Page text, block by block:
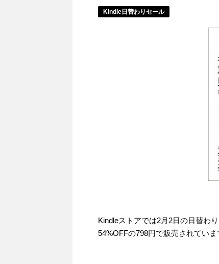
Kindle日替わりセール
Kindleストアでは2月2日の日替わ
54%OFFの798円で販売されていま